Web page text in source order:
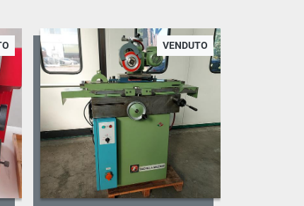
VENDUTO